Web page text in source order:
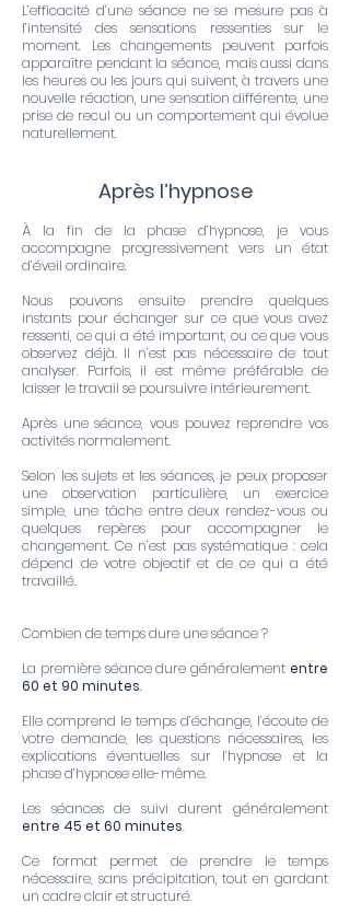
L’efficacité d’une séance ne se mesure pas à
l’intensité des sensations ressenties sur le
moment. Les changements peuvent parfois
apparaître pendant la séance, mais aussi dans
les heures ou les jours qui suivent, à travers une
nouvelle réaction, une sensation différente, une
prise de recul ou un comportement qui évolue
naturellement.
Après l’hypnose
À la fin de la phase d’hypnose, je vous
accompagne progressivement vers un état
d’éveil ordinaire.
Nous pouvons ensuite prendre quelques
instants pour échanger sur ce que vous avez
ressenti, ce qui a été important, ou ce que vous
observez déjà. Il n’est pas nécessaire de tout
analyser. Parfois, il est même préférable de
laisser le travail se poursuivre intérieurement.
Après une séance, vous pouvez reprendre vos
activités normalement.
Selon les sujets et les séances, je peux proposer
une observation particulière, un exercice
simple, une tâche entre deux rendez-vous ou
quelques repères pour accompagner le
changement. Ce n’est pas systématique : cela
dépend de votre objectif et de ce qui a été
travaillé.
Combien de temps dure une séance ?
La première séance dure généralement entre
60 et 90 minutes.
Elle comprend le temps d’échange, l’écoute de
votre demande, les questions nécessaires, les
explications éventuelles sur l’hypnose et la
phase d’hypnose elle-même.
Les séances de suivi durent généralement
entre 45 et 60 minutes.
Ce format permet de prendre le temps
nécessaire, sans précipitation, tout en gardant
un cadre clair et structuré.